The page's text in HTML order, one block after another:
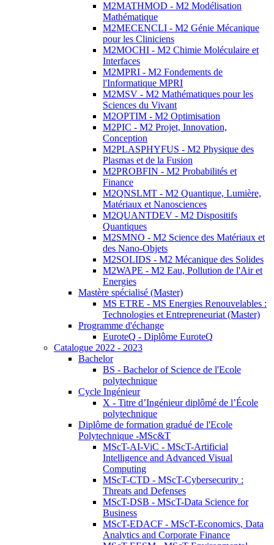
M2MATHMOD - M2 Modélisation
Mathématique
M2MECENCLI - M2 Génie Mécanique
pour les Cliniciens
M2MOCHI - M2 Chimie Moléculaire et
Interfaces
M2MPRI - M2 Fondements de
l'Informatique MPRI
M2MSV - M2 Mathématiques pour les
Sciences du Vivant
M2OPTIM - M2 Optimisation
M2PIC - M2 Projet, Innovation,
Conception
M2PLASPHYFUS - M2 Physique des
Plasmas et de la Fusion
M2PROBFIN - M2 Probabilités et
Finance
M2QNSLMT - M2 Quantique, Lumière,
Matériaux et Nanosciences
M2QUANTDEV - M2 Dispositifs
Quantiques
M2SMNO - M2 Science des Matériaux et
des Nano-Objets
M2SOLIDS - M2 Mécanique des Solides
M2WAPE - M2 Eau, Pollution de l'Air et
Energies
Mastère spécialisé (Master)
MS ETRE - MS Energies Renouvelables :
Technologies et Entrepreneuriat (Master)
Programme d'échange
EuroteQ - Diplôme EuroteQ
Catalogue 2022 - 2023
Bachelor
BS - Bachelor of Science de l'Ecole
polytechnique
Cycle Ingénieur
X - Titre d’Ingénieur diplômé de l’École
polytechnique
Diplôme de formation gradué de l'Ecole
Polytechnique -MSc&T
MScT-AI-ViC - MScT-Artificial
Intelligence and Advanced Visual
Computing
MScT-CTD - MScT-Cybersecurity :
Threats and Defenses
MScT-DSB - MScT-Data Science for
Business
MScT-EDACF - MScT-Economics, Data
Analytics and Corporate Finance